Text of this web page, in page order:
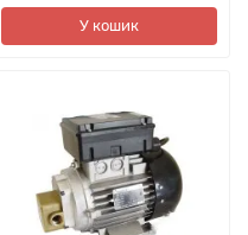
У кошик